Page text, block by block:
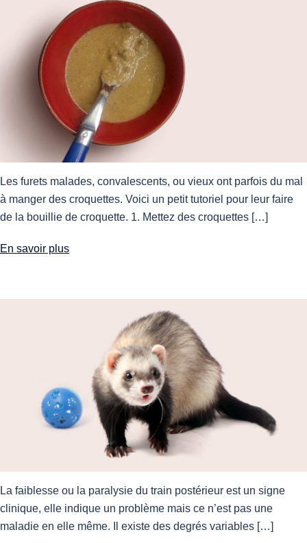
Les furets malades, convalescents, ou vieux ont parfois du mal
à manger des croquettes. Voici un petit tutoriel pour leur faire
de la bouillie de croquette. 1. Mettez des croquettes […]
En savoir plus
La faiblesse ou la paralysie du train postérieur est un signe
clinique, elle indique un problème mais ce n’est pas une
maladie en elle même. Il existe des degrés variables […]